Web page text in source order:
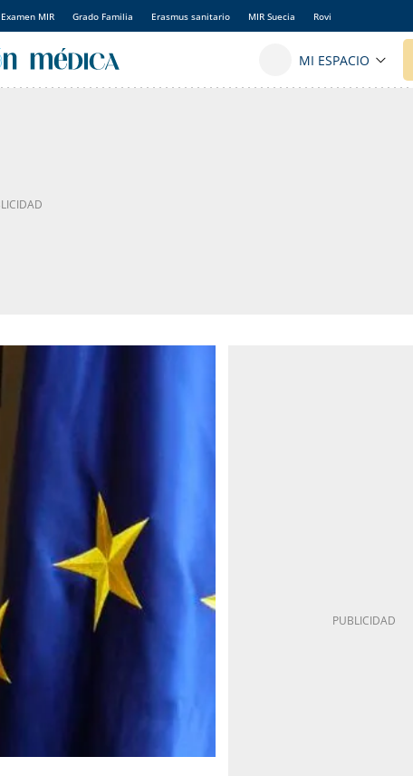
Examen MIR Grado Familia Erasmus sanitario MIR Suecia Rovi